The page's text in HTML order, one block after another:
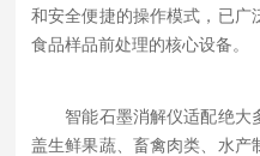
和安全便捷的操作模式，已广
食品样品前处理的核心设备。
智能石墨消解仪适配绝大
盖生鲜果蔬、畜禽肉类、水产